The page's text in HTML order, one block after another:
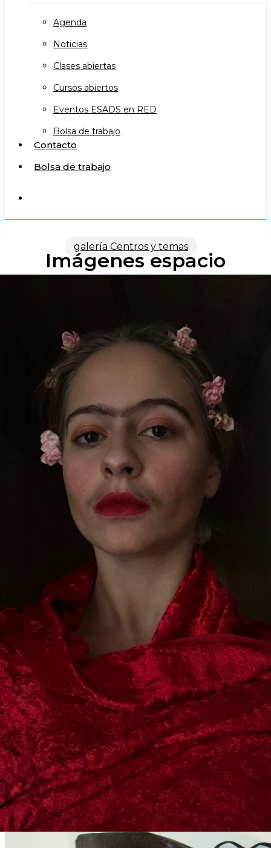
Agenda
Noticias
Clases abiertas
Cursos abiertos
Eventos ESADS en RED
Bolsa de trabajo
Contacto
Bolsa de trabajo
galería Centros y temas
Imágenes espacio
Imágenes espacio escénico y caracterización